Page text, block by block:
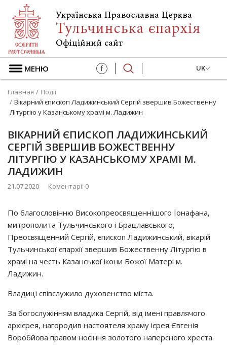
МЕНЮ f UK
Главная
Події
Вікарний єпископ Ладижинський Сергій звершив Божественну
Літургію у Казанському храмі м. Ладижин
ВІКАРНИЙ ЄПИСКОП ЛАДИЖИНСЬКИЙ
СЕРГІЙ ЗВЕРШИВ БОЖЕСТВЕННУ
ЛІТУРГІЮ У КАЗАНСЬКОМУ ХРАМІ М.
ЛАДИЖИН
21.07.2020 Коментарі: 0
По благословінню Високопреосвященнішого Іонафана,
митрополита Тульчинського і Брацлавського,
Преосвященний Сергій, єпископ Ладижинський, вікарій
Тульчинської єпархії звершив Божественну Літургію в
храмі на честь Казанської ікони Божої Матері м.
Ладижин.
Владиці співслужило духовенство міста.
За богослужінням владика Сергій, від імені правлячого
архієрея, нагородив настоятеля храму ієрея Євгенія
Воробйова правом носіння золотого наперсного хреста.